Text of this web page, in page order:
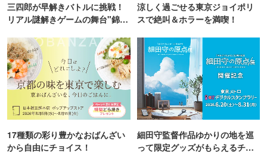
三四郎が早解きバトルに挑戦！
リアル謎解きゲームの舞台"錦糸
涼しく過ごせる東京ジョイポリ
スで絶叫＆ホラーを満喫！
17種類の彩り豊かなおばんざい
から自由にチョイス！
細田守監督作品ゆかりの地を巡
って限定グッズがもらえるチャ